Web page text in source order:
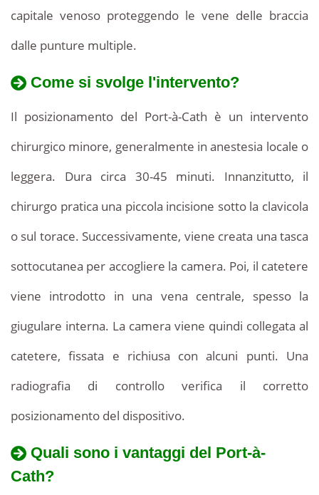
capitale venoso proteggendo le vene delle braccia
dalle punture multiple.
Come si svolge l'intervento?
Il posizionamento del Port-à-Cath è un intervento
chirurgico minore, generalmente in anestesia locale o
leggera. Dura circa 30-45 minuti. Innanzitutto, il
chirurgo pratica una piccola incisione sotto la clavicola
o sul torace. Successivamente, viene creata una tasca
sottocutanea per accogliere la camera. Poi, il catetere
viene introdotto in una vena centrale, spesso la
giugulare interna. La camera viene quindi collegata al
catetere, fissata e richiusa con alcuni punti. Una
radiografia di controllo verifica il corretto
posizionamento del dispositivo.
Quali sono i vantaggi del Port-à-
Cath?